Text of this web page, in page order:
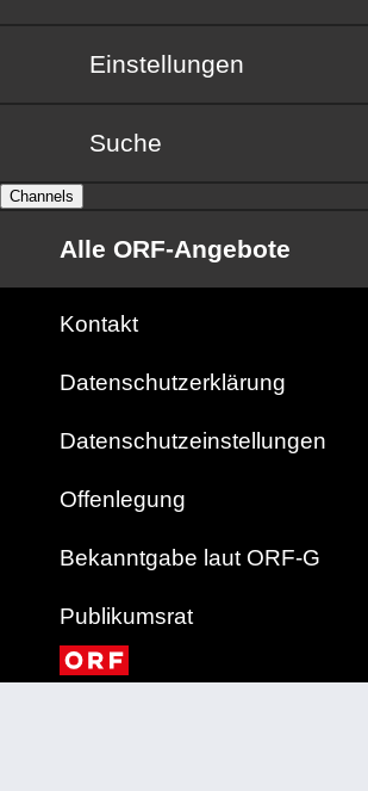
Einstellungen
Suche
Channels
Alle ORF-Angebote
Kontakt
Datenschutzerklärung
Datenschutzeinstellungen
Offenlegung
Bekanntgabe laut ORF-G
Publikumsrat